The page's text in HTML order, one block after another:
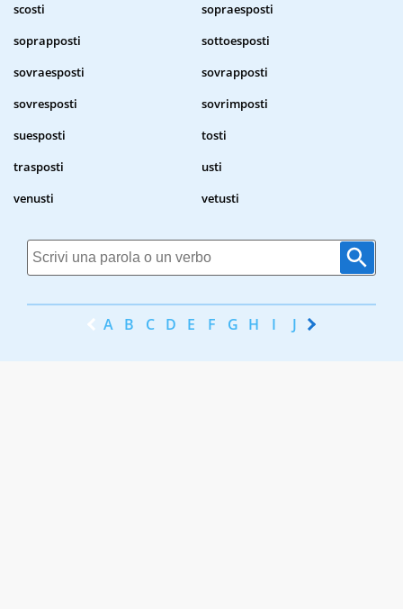
scosti
sopraesposti
soprapposti
sottoesposti
sovraesposti
sovrapposti
sovresposti
sovrimposti
suesposti
tosti
trasposti
usti
venusti
vetusti
A B C D E F G H I J K